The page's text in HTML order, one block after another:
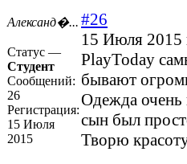
Александ�...
Статус —
Студент
Сообщений:
26
Регистрация:
15 Июля
2015
#26
15 Июля 2015
PlayToday
бывают
Одежда очень
сын был
Творю